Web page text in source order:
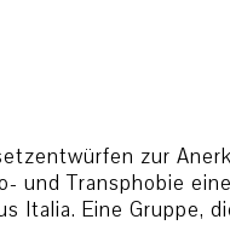
zur
Transphobie
Italia. Eine Gruppe,